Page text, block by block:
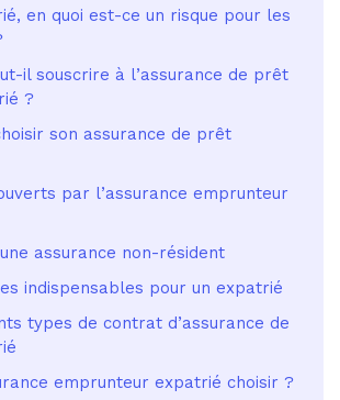
en quoi est-ce un risque pour les
il souscrire à l’assurance de prêt
?
son assurance de prêt
par l’assurance emprunteur
assurance non-résident
indispensables pour un expatrié
types de contrat d’assurance de
emprunteur expatrié choisir ?